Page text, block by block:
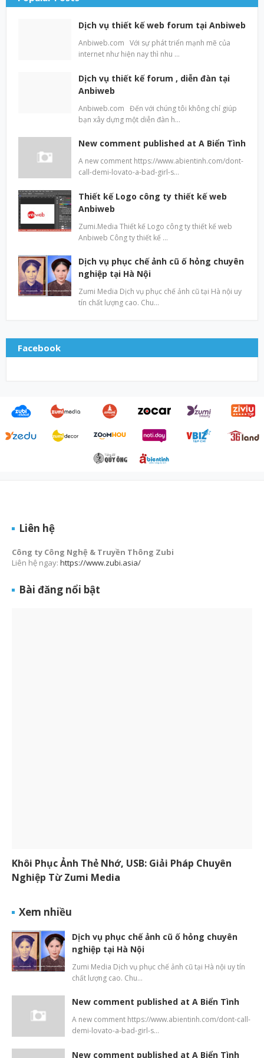
Dịch vụ thiết kế web forum tại Anbiweb
Anbiweb.com Với sự phát triển mạnh mẽ của
internet như hiện nay thì nhu …
Dịch vụ thiết kế forum , diễn đàn tại
Anbiweb
Anbiweb.com Đến với chúng tôi không chỉ giúp
bạn xây dựng một diễn đàn h…
New comment published at A Biển Tình
A new comment https://www.abientinh.com/dont-
call-demi-lovato-a-bad-girl-s…
Thiết kế Logo công ty thiết kế web
Anbiweb
Zumi.Media Thiết kế Logo công ty thiết kế web
Anbiweb Công ty thiết kế …
Dịch vụ phục chế ảnh cũ ố hỏng chuyên
nghiệp tại Hà Nội
Zumi Media Dịch vụ phục chế ảnh cũ tại Hà nội uy
tín chất lượng cao. Chu…
Facebook
Liên hệ
Công ty Công Nghệ & Truyền Thông Zubi
Liên hệ ngay: https://www.zubi.asia/
Bài đăng nổi bật
Khôi Phục Ảnh Thẻ Nhớ, USB: Giải Pháp Chuyên
Nghiệp Từ Zumi Media
Xem nhiều
Dịch vụ phục chế ảnh cũ ố hỏng chuyên
nghiệp tại Hà Nội
Zumi Media Dịch vụ phục chế ảnh cũ tại Hà nội uy tín
chất lượng cao. Chu…
New comment published at A Biển Tình
A new comment https://www.abientinh.com/dont-call-
demi-lovato-a-bad-girl-s…
New comment published at A Biển Tình